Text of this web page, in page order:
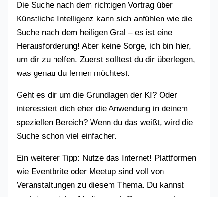
Die Suche nach dem richtigen Vortrag über
Künstliche Intelligenz kann sich anfühlen wie die
Suche nach dem heiligen Gral – es ist eine
Herausforderung! Aber keine Sorge, ich bin hier,
um dir zu helfen. Zuerst solltest du dir überlegen,
was genau du lernen möchtest.
Geht es dir um die Grundlagen der KI? Oder
interessiert dich eher die Anwendung in deinem
speziellen Bereich? Wenn du das weißt, wird die
Suche schon viel einfacher.
Ein weiterer Tipp: Nutze das Internet! Plattformen
wie Eventbrite oder Meetup sind voll von
Veranstaltungen zu diesem Thema. Du kannst